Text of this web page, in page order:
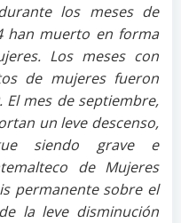
los meses de
han muerto en forma
Los meses con
de mujeres fueron
El mes de septiembre,
un leve descenso,
siendo grave e
de Mujeres
permanente sobre el
la leve disminución